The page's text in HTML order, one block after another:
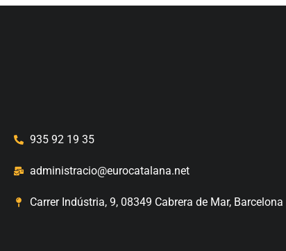
935 92 19 35
administracio@eurocatalana.net
Carrer Indústria, 9, 08349 Cabrera de Mar, Barcelona